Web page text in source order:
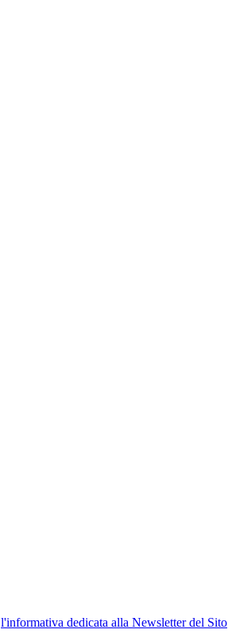
l'informativa dedicata alla Newsletter del Sito